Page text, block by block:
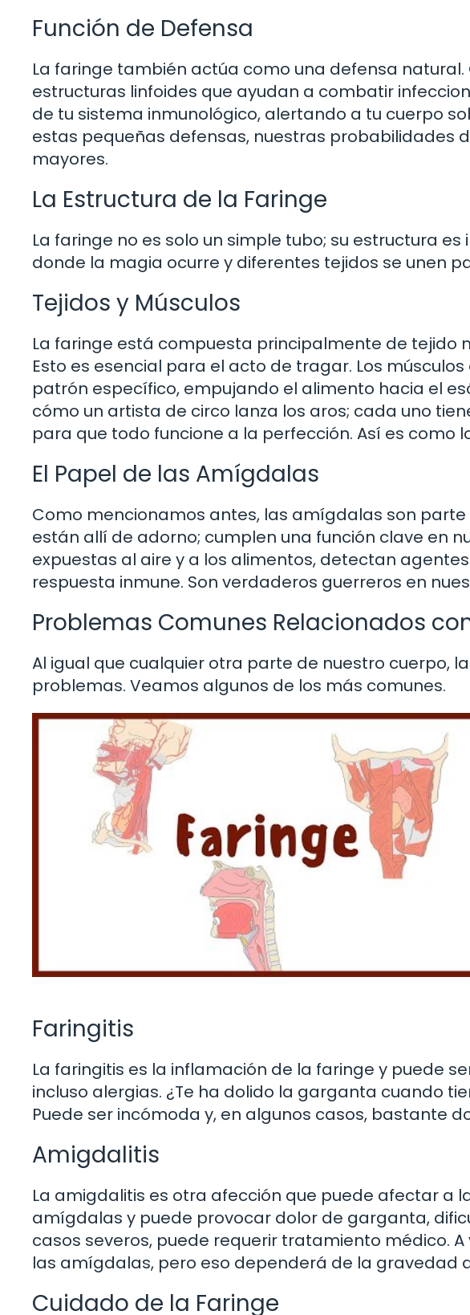
Función de Defensa
La faringe también actúa como una defensa
estructuras linfoides que ayudan a combatir
de tu sistema inmunológico, alertando a tu cuerpo
estas pequeñas defensas, nuestras probabilidades
mayores.
La Estructura de la Faringe
La faringe no es solo un simple tubo; su estructura
donde la magia ocurre y diferentes tejidos se unen
Tejidos y Músculos
La faringe está compuesta principalmente de tejido
Esto es esencial para el acto de tragar. Los
patrón específico, empujando el alimento hacia el
cómo un artista de circo lanza los aros; cada uno
para que todo funcione a la perfección. Así es como
El Papel de las Amígdalas
Como mencionamos antes, las amígdalas son
están allí de adorno; cumplen una función clave en
expuestas al aire y a los alimentos, detectan
respuesta inmune. Son verdaderos guerreros en
Problemas Comunes Relacionados
Al igual que cualquier otra parte de nuestro cuerpo,
problemas. Veamos algunos de los más comunes.
Faringitis
La faringitis es la inflamación de la faringe y puede
incluso alergias. ¿Te ha dolido la garganta cuando
Puede ser incómoda y, en algunos casos, bastante
Amigdalitis
La amigdalitis es otra afección que puede afectar a
amígdalas y puede provocar dolor de garganta,
casos severos, puede requerir tratamiento médico.
las amígdalas, pero eso dependerá de la gravedad
Cuidado de la Faringe